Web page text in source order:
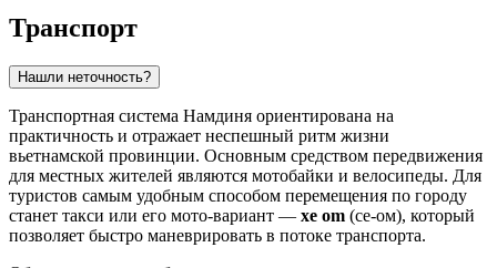
Транспорт
Нашли неточность?
Транспортная система Намдиня ориентирована на
практичность и отражает неспешный ритм жизни
вьетнамской провинции. Основным средством передвижения
для местных жителей являются мотобайки и велосипеды. Для
туристов самым удобным способом перемещения по городу
станет такси или его мото-вариант — xe om (се-ом), который
позволяет быстро маневрировать в потоке транспорта.